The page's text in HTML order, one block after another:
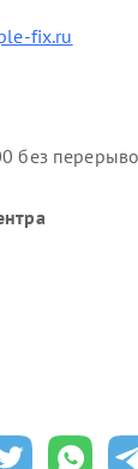
fix.ru
без